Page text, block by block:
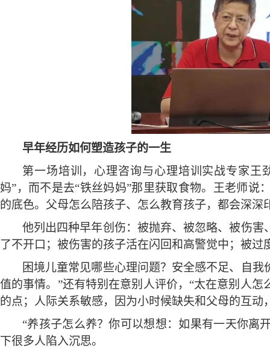
早年经历如何塑造孩子的一生
第一场培训，心理咨询与心理培训实战专家
妈”，而不是去“铁丝妈妈”那里获取食物。王老师
的底色。父母怎么陪孩子、怎么教育孩子，都会深深
他列出四种早年创伤：被抛弃、被忽略、被伤害
了不开口；被伤害的孩子活在闪回和高警觉中；被
困境儿童常见哪些心理问题？安全感不足、自我
值的事情。”还有特别在意别人评价，“太在意别人
的点；人际关系敏感，因为小时候缺失和父母的互
“养孩子怎么养？你可以想想：如果有一天你离
下很多人陷入沉思。